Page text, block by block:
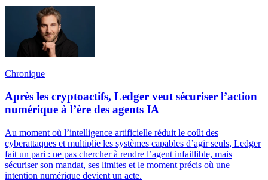
Chronique
Après les cryptoactifs, Ledger veut sécuriser l’action
numérique à l’ère des agents IA
Au moment où l’intelligence artificielle réduit le coût des
cyberattaques et multiplie les systèmes capables d’agir seuls, Ledger
fait un pari : ne pas chercher à rendre l’agent infaillible, mais
sécuriser son mandat, ses limites et le moment précis où une
intention numérique devient un acte.